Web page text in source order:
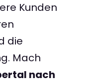
Kunden
die
Mach
nach